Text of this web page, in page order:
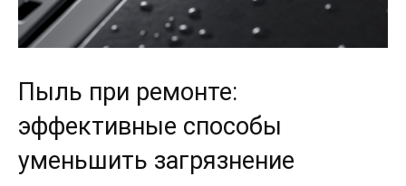
Пыль при ремонте:
эффективные способы
уменьшить загрязнение